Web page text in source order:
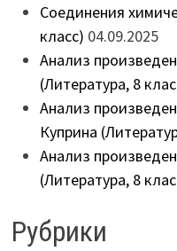
Соединения
класс) 04.09.2025
Анализ
(Литература, 8
Анализ
Куприна
Анализ
(Литература, 8
Рубрики